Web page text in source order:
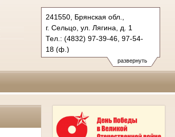
развернуть
241550, Брянская обл.,
г. Сельцо, ул. Лягина, д. 1
Тел.: (4832) 97-39-46, 97-54-
18 (ф.)
selcovsky.brj@sudrf.ru